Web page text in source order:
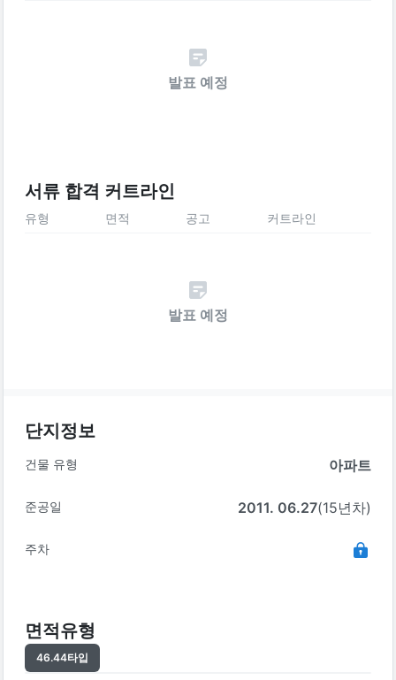
발표 예정
서류 합격 커트라인
유형 면적 공고 커트라인
발표 예정
단지정보
건물 유형 아파트
준공일 2011. 06.27(15년차)
주차
면적유형
46.44타입